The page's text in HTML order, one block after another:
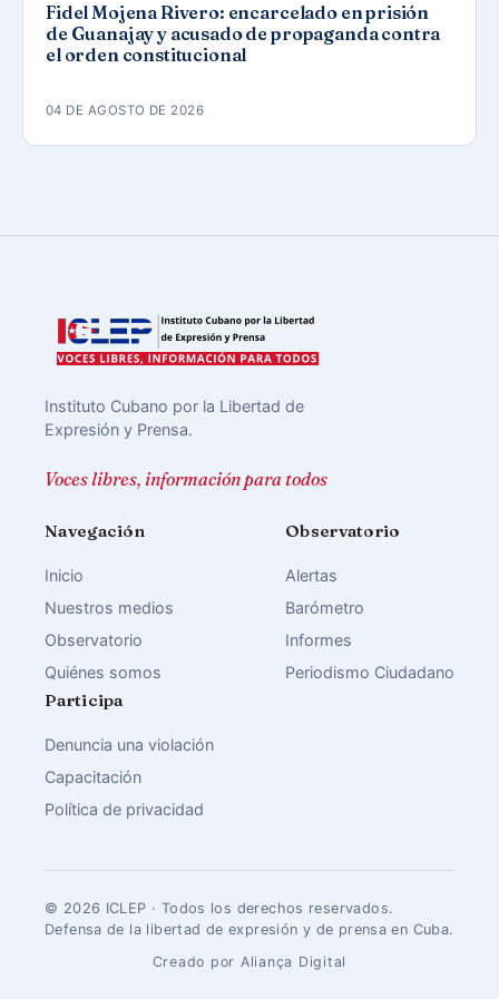
Fidel Mojena Rivero: encarcelado en prisión
de Guanajay y acusado de propaganda contra
el orden constitucional
04 DE AGOSTO DE 2026
Instituto Cubano por la Libertad de
Expresión y Prensa.
Voces libres, información para todos
Navegación
Inicio
Nuestros medios
Observatorio
Quiénes somos
Observatorio
Alertas
Barómetro
Informes
Periodismo Ciudadano
Participa
Denuncia una violación
Capacitación
Política de privacidad
© 2026 ICLEP · Todos los derechos reservados.
Defensa de la libertad de expresión y de prensa en Cuba.
Creado por Aliança Digital